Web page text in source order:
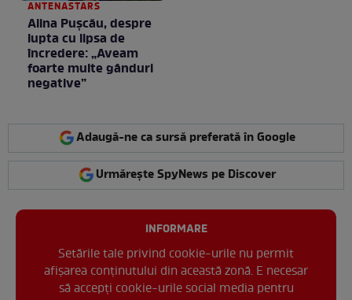
ANTENASTARS
Alina Pușcău, despre
lupta cu lipsa de
încredere: „Aveam
foarte multe gânduri
negative”
Adaugă-ne ca sursă preferată în Google
Urmărește SpyNews pe Discover
INFORMARE
Setările tale privind cookie-urile nu permit
afișarea conținutului din această zonă. E necesar
să accepți cookie-urile social media pentru